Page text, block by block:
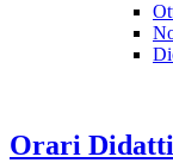
Orari